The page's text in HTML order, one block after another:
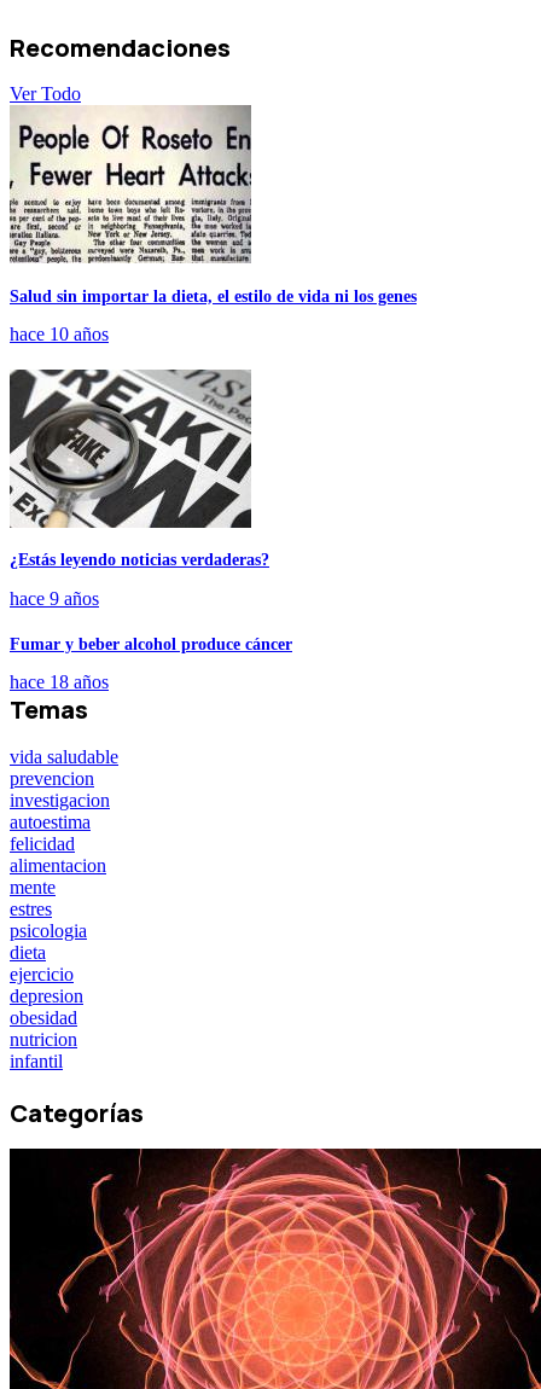
Recomendaciones
Ver Todo
Salud sin importar la dieta, el estilo de vida ni los genes
hace 10 años
¿Estás leyendo noticias verdaderas?
hace 9 años
Fumar y beber alcohol produce cáncer
hace 18 años
Temas
vida saludable
prevencion
investigacion
autoestima
felicidad
alimentacion
mente
estres
psicologia
dieta
ejercicio
depresion
obesidad
nutricion
infantil
Categorías